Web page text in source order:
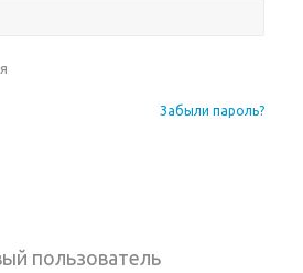
Забыли пароль?
пользователь